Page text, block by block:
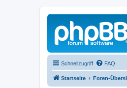
Schnellzugriff FAQ
Startseite Foren-